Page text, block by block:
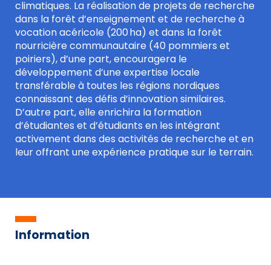
climatiques. La réalisation de projets de recherche
dans la forêt d’enseignement et de recherche à
vocation acéricole (200 ha) et dans la forêt
nourricière communautaire (40 pommiers et
poiriers), d’une part, encouragera le
développement d’une expertise locale
transférable à toutes les régions nordiques
connaissant des défis d’innovation similaires.
D’autre part, elle enrichira la formation
d’étudiantes et d’étudiants en les intégrant
activement dans des activités de recherche et en
leur offrant une expérience pratique sur le terrain.
Information